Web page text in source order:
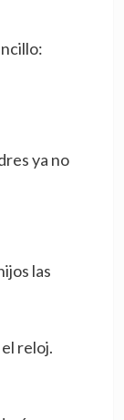
ya no
las
reloj.